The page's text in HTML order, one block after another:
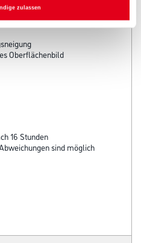
zulassen
Oberflächenbild
16 Stunden
sind möglich